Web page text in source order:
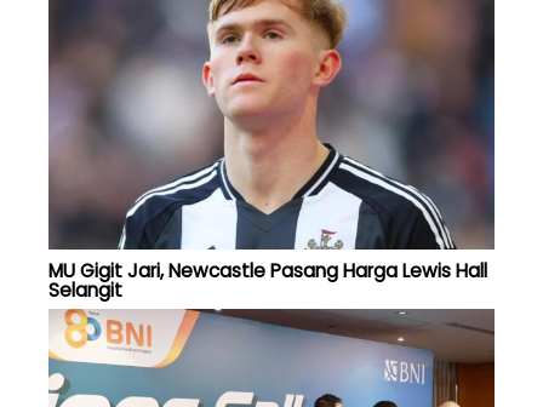
MU Gigit Jari, Newcastle Pasang Harga Lewis Hall
Selangit